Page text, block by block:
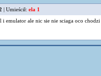
| Umieścił: ela 1
i emulator ale nic sie nie sciaga oco